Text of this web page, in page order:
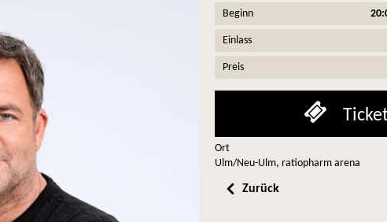
Beginn
Einlass
Preis
Ort
Ulm/Neu-Ulm, ratiopharm arena
Zurück